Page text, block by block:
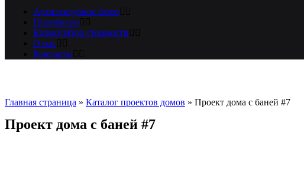
Архитектурное бюро
Портфолио
Калькулятор стоимости
О нас
Контакты
Главная страница » Каталог проектов домов » Проект дома с баней #7
Проект дома с баней #7